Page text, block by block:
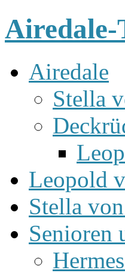
Airedale-
Airedale
Stella
Leopold
Stella
Senioren